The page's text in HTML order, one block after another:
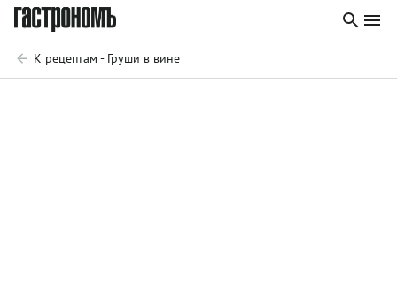
К рецептам - Груши в вине